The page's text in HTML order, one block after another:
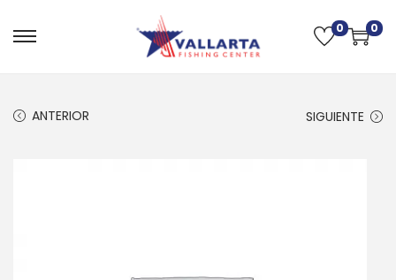
0 0
ANTERIOR SIGUIENTE